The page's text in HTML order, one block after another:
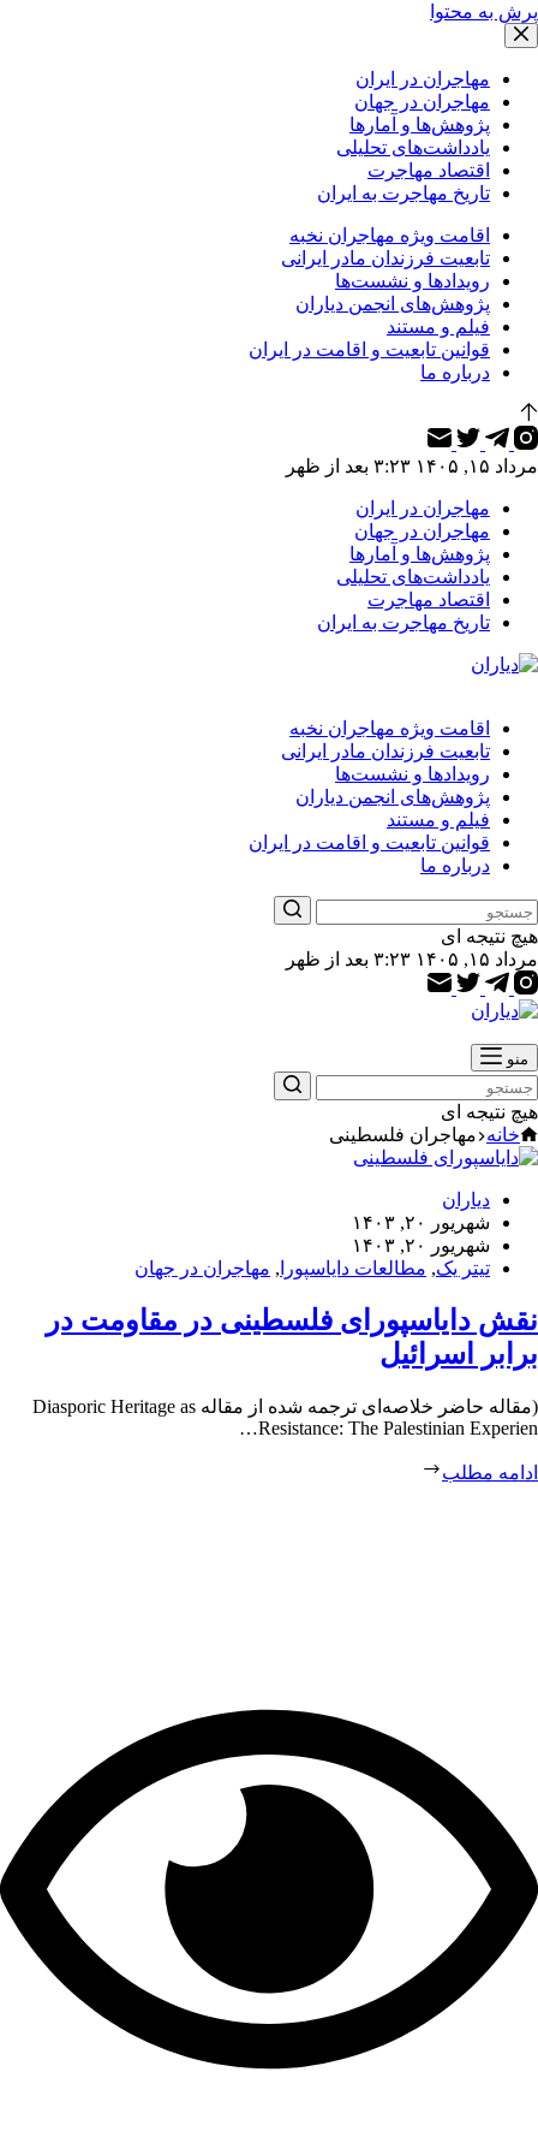
پرش به محتوا
مهاجران در ایران
مهاجران در جهان
پژوهش‌ها و آمارها
یادداشت‌های تحلیلی
اقتصاد مهاجرت
تاریخ مهاجرت به ایران
اقامت ویژه مهاجران نخبه
تابعیت فرزندان مادر ایرانی
رویدادها و نشست‌ها
پژوهش‌های انجمن دیاران
فیلم و مستند
قوانین تابعیت و اقامت در ایران
درباره ما
مرداد ۱۵, ۱۴۰۵ ۳:۲۳ بعد از ظهر
مهاجران در ایران
مهاجران در جهان
پژوهش‌ها و آمارها
یادداشت‌های تحلیلی
اقتصاد مهاجرت
تاریخ مهاجرت به ایران
اقامت ویژه مهاجران نخبه
تابعیت فرزندان مادر ایرانی
رویدادها و نشست‌ها
پژوهش‌های انجمن دیاران
فیلم و مستند
قوانین تابعیت و اقامت در ایران
درباره ما
هیچ نتیجه ای
مرداد ۱۵, ۱۴۰۵ ۳:۲۳ بعد از ظهر
منو
هیچ نتیجه ای
خانه مهاجران فلسطینی
دیاران
شهریور ۲۰, ۱۴۰۳
شهریور ۲۰, ۱۴۰۳
تیتر یک, مطالعات دایاسپورا , مهاجران در جهان
نقش دایاسپورای فلسطینی در مقاومت در
برابر اسرائیل
(مقاله حاضر خلاصه‌ای ترجمه شده از مقاله Diasporic Heritage as
Resistance: The Palestinian Experien…
ادامه مطلب